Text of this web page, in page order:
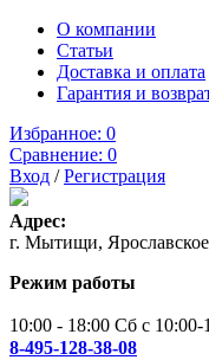
О компании
Статьи
Доставка и оплата
Гарантия и
Избранное: 0
Сравнение: 0
Вход /Регистрация
Адрес:
г. Мытищи,
Режим работы
10:00 - 18:00 Сб с
8-495-128-38-08